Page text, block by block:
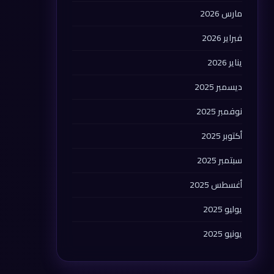
مارس 2026
فبراير 2026
يناير 2026
ديسمبر 2025
نوفمبر 2025
أكتوبر 2025
سبتمبر 2025
أغسطس 2025
يوليو 2025
يونيو 2025